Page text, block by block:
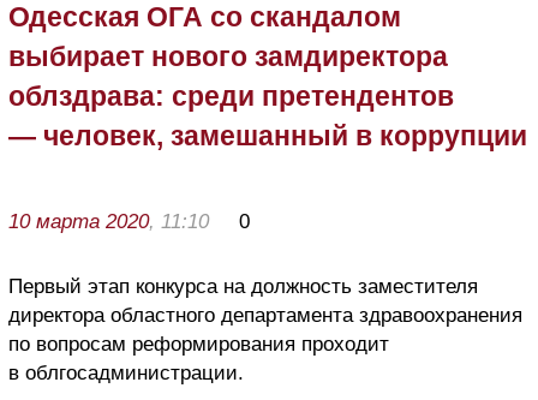
Одесская ОГА со скандалом
выбирает нового замдиректора
облздрава: среди претендентов
— человек, замешанный в коррупции
10 марта 2020, 11:10 0
Первый этап конкурса на должность заместителя
директора областного департамента здравоохранения
по вопросам реформирования проходит
в облгосадминистрации.